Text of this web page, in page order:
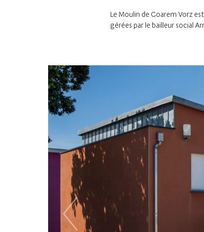
Le Moulin de Goarem Vorz
gérées par le bailleur social